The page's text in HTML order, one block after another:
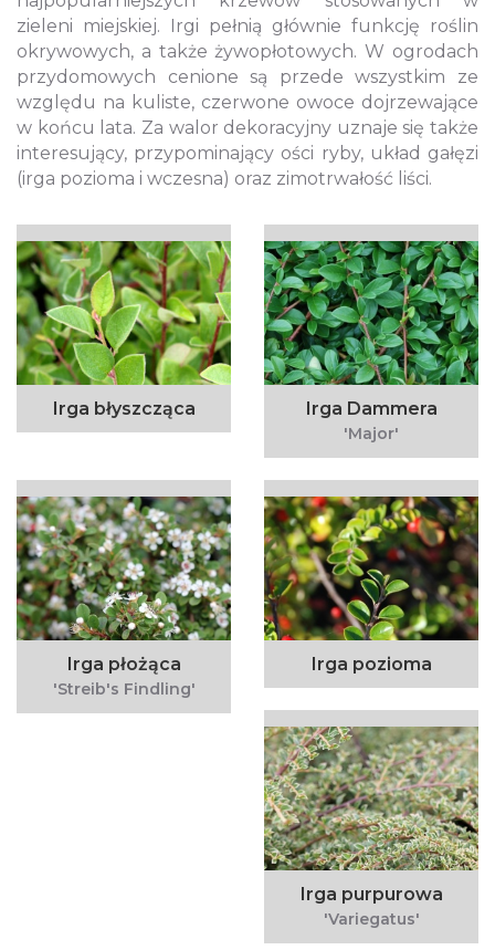
zieleni miejskiej. Irgi pełnią głównie funkcję roślin
okrywowych, a także żywopłotowych. W ogrodach
przydomowych cenione są przede wszystkim ze
względu na kuliste, czerwone owoce dojrzewające
w końcu lata. Za walor dekoracyjny uznaje się także
interesujący, przypominający ości ryby, układ gałęzi
(irga pozioma i wczesna) oraz zimotrwałość liści.
Irga błyszcząca Irga Dammera
'Major'
Irga płożąca
'Streib's Findling'
Irga pozioma
Irga purpurowa
'Variegatus'